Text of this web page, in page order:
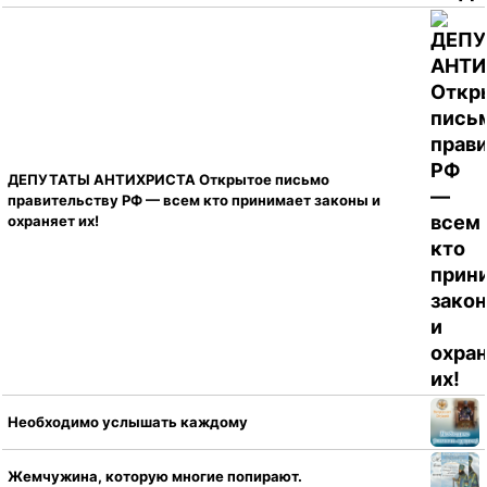
ДЕПУТАТЫ АНТИХРИСТА Открытое письмо
правительству РФ — всем кто принимает законы и
охраняет их!
Необходимо услышать каждому
Жемчужина, которую многие попирают.